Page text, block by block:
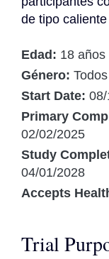
de tipo
Edad: 18 años
Género: Todos
Start Date:
Primary
02/02/2025
Study
04/01/2028
Accepts
Trial